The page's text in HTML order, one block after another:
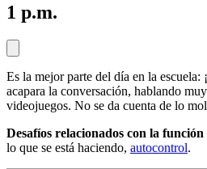
1 p.m.
Es la mejor parte del día en la escuela:
acapara la conversación, hablando
videojuegos. No se da cuenta de lo
Desafíos relacionados con la
lo que se está haciendo, autocontrol.